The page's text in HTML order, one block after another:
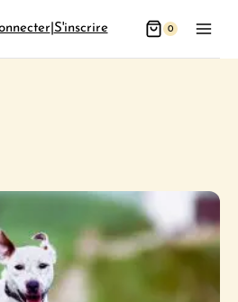
S'inscrire 0